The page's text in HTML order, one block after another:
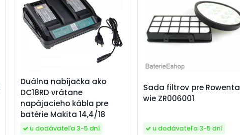
Duálna nabíjačka ako
DC18RD vrátane
napájacieho kábla pre
batérie Makita 14,4/18
u dodávateľa 3-5 dní
Sada filtrov pre Rowenta
wie ZR006001
u dodávateľa 3-5 dní